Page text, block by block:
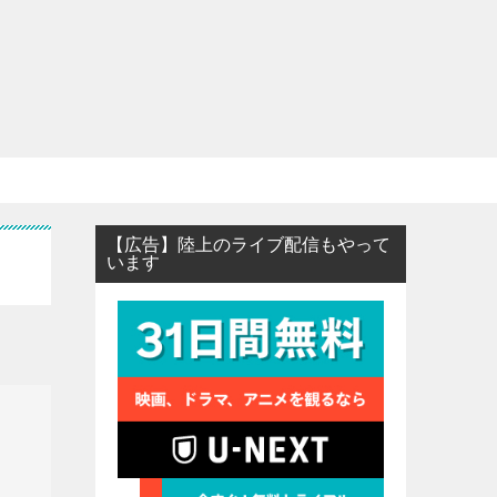
【広告】陸上のライブ配信もやって
います